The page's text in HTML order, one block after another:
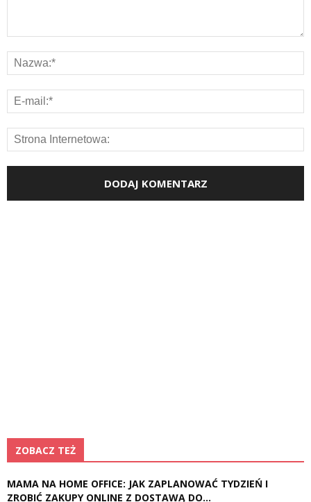
ZOBACZ TEŻ
MAMA NA HOME OFFICE: JAK ZAPLANOWAĆ TYDZIEŃ I
ZROBIĆ ZAKUPY ONLINE Z DOSTAWĄ DO...